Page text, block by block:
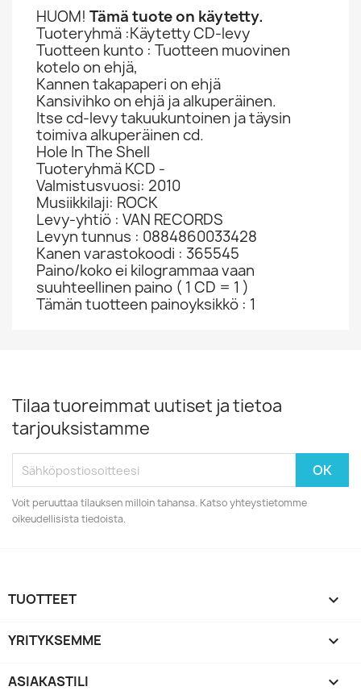
HUOM! Tämä tuote on käytetty.
Tuoteryhmä :Käytetty CD-levy
Tuotteen kunto : Tuotteen muovinen
kotelo on ehjä,
Kannen takapaperi on ehjä
Kansivihko on ehjä ja alkuperäinen.
Itse cd-levy takuukuntoinen ja täysin
toimiva alkuperäinen cd.
Hole In The Shell
Tuoteryhmä KCD -
Valmistusvuosi: 2010
Musiikkilaji: ROCK
Levy-yhtiö : VAN RECORDS
Levyn tunnus : 0884860033428
Kanen varastokoodi : 365545
Paino/koko ei kilogrammaa vaan
suuhteellinen paino ( 1 CD = 1 )
Tämän tuotteen painoyksikkö : 1
Tilaa tuoreimmat uutiset ja tietoa
tarjouksistamme
Voit peruuttaa tilauksen milloin tahansa. Katso yhteystietomme
oikeudellisista tiedoista.
TUOTTEET 
YRITYKSEMME 
ASIAKASTILI 